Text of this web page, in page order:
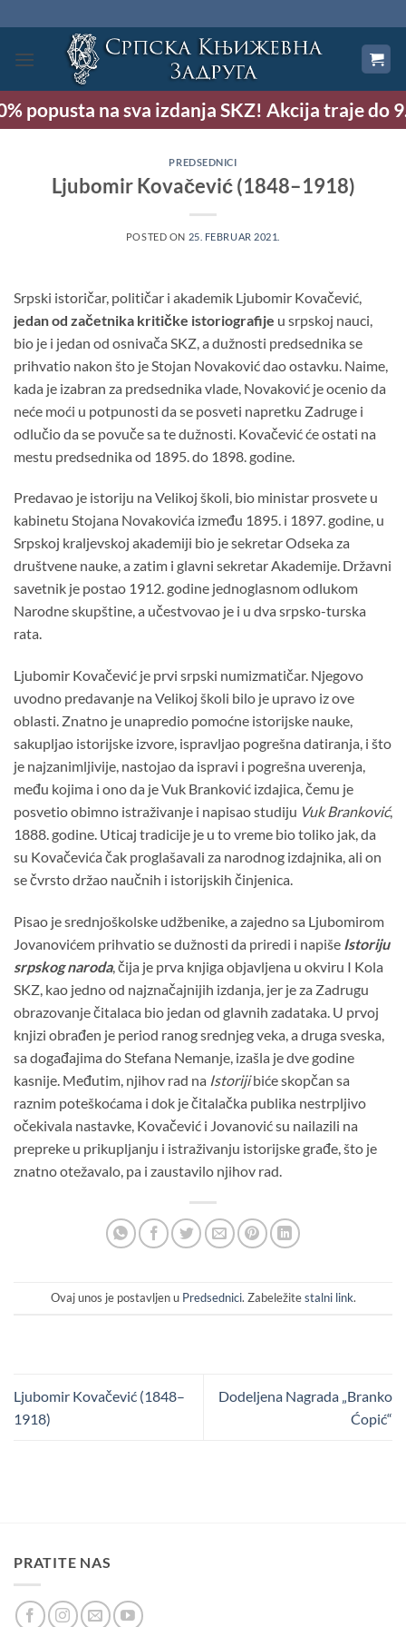
na
sadržaj
popusta na sva izdanja SKZ! Akcija traje do 9.
PREDSEDNICI
Ljubomir Kovačević (1848–1918)
POSTED ON 25. FEBRUAR 2021.
Srpski istoričar, političar i akademik Ljubomir Kovačević,
jedan od začetnika kritičke istoriografije u srpskoj nauci,
bio je i jedan od osnivača SKZ, a dužnosti predsednika se
prihvatio nakon što je Stojan Novaković dao ostavku. Naime,
kada je izabran za predsednika vlade, Novaković je ocenio da
neće moći u potpunosti da se posveti napretku Zadruge i
odlučio da se povuče sa te dužnosti. Kovačević će ostati na
mestu predsednika od 1895. do 1898. godine.
Predavao je istoriju na Velikoj školi, bio ministar prosvete u
kabinetu Stojana Novakovića između 1895. i 1897. godine, u
Srpskoj kraljevskoj akademiji bio je sekretar Odseka za
društvene nauke, a zatim i glavni sekretar Akademije. Državni
savetnik je postao 1912. godine jednoglasnom odlukom
Narodne skupštine, a učestvovao je i u dva srpsko-turska
rata.
Ljubomir Kovačević je prvi srpski numizmatičar. Njegovo
uvodno predavanje na Velikoj školi bilo je upravo iz ove
oblasti. Znatno je unapredio pomoćne istorijske nauke,
sakupljao istorijske izvore, ispravljao pogrešna datiranja, i što
je najzanimljivije, nastojao da ispravi i pogrešna uverenja,
među kojima i ono da je Vuk Branković izdajica, čemu je
posvetio obimno istraživanje i napisao studiju Vuk Branković,
1888. godine. Uticaj tradicije je u to vreme bio toliko jak, da
su Kovačevića čak proglašavali za narodnog izdajnika, ali on
se čvrsto držao naučnih i istorijskih činjenica.
Pisao je srednjoškolske udžbenike, a zajedno sa Ljubomirom
Jovanovićem prihvatio se dužnosti da priredi i napiše Istoriju
srpskog naroda, čija je prva knjiga objavljena u okviru I Kola
SKZ, kao jedno od najznačajnijih izdanja, jer je za Zadrugu
obrazovanje čitalaca bio jedan od glavnih zadataka. U prvoj
knjizi obrađen je period ranog srednjeg veka, a druga sveska,
sa događajima do Stefana Nemanje, izašla je dve godine
kasnije. Međutim, njihov rad na Istorijibiće skopčan sa
raznim poteškoćama i dok je čitalačka publika nestrpljivo
očekivala nastavke, Kovačević i Jovanović su nailazili na
prepreke u prikupljanju i istraživanju istorijske građe, što je
znatno otežavalo, pa i zaustavilo njihov rad.
Ovaj unos je postavljen u Predsednici. Zabeležitestalni link.
Ljubomir Kovačević (1848–
1918)
Dodeljena Nagrada „Branko
Ćopić“
PRATITE NAS